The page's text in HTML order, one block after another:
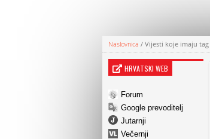
Naslovnica / Vijesti koje imaju tag
HRVATSKI WEB
Forum
Google prevoditelj
Jutarnji
Večernji